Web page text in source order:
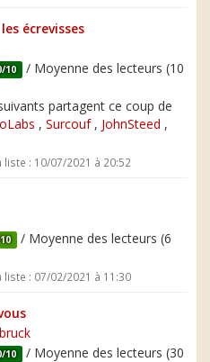
écrevisses
10 / Moyenne des lecteurs (10
partagent ce coup de
, Surcouf, JohnSteed ,
: 10/07/2021 à 20:52
/ Moyenne des lecteurs (6
: 07/02/2021 à 11:30
10 / Moyenne des lecteurs (30